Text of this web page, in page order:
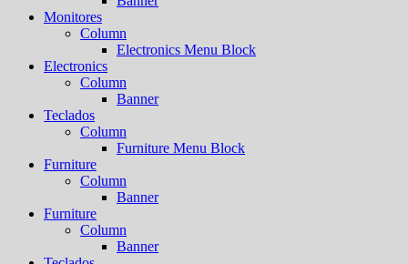
Monitores
Column
Electronics Menu Block
Electronics
Column
Banner
Teclados
Column
Furniture Menu Block
Furniture
Column
Banner
Furniture
Column
Banner